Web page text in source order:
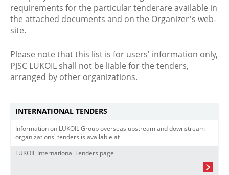
requirements for the particular tenderare available in
the attached documents and on the Organizer's web-
site.
Please note that this list is for users' information only,
PJSC LUKOIL shall not be liable for the tenders,
arranged by other organizations.
INTERNATIONAL TENDERS
Information on LUKOIL Group overseas upstream and downstream
organizations' tenders is available at
LUKOIL International Tenders page